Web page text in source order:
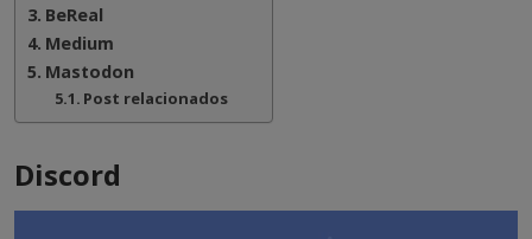
BeReal
Medium
Mastodon
Post relacionados
Discord